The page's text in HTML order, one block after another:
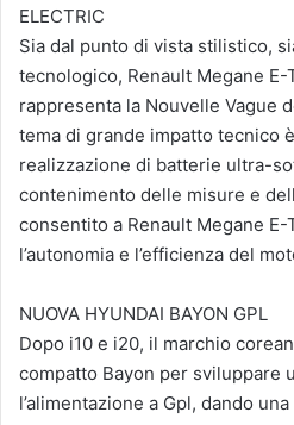
ELECTRIC
Sia dal punto di vista stilistico,
tecnologico, Renault Megane E-
rappresenta la Nouvelle Vague
tema di grande impatto tecnico
realizzazione di batterie ultra-
contenimento delle misure e
consentito a Renault Megane
l’autonomia e l’efficienza del
NUOVA HYUNDAI BAYON GPL
Dopo i10 e i20, il marchio
compatto Bayon per sviluppare
l’alimentazione a Gpl, dando